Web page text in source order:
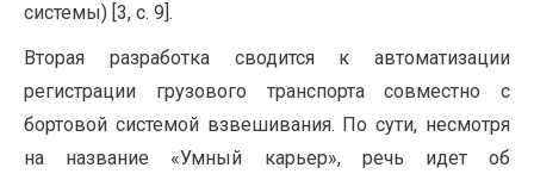
системы) [3, с. 9].
Вторая разработка сводится к автоматизации
регистрации грузового транспорта совместно с
бортовой системой взвешивания. По сути, несмотря
на название «Умный карьер», речь идет об